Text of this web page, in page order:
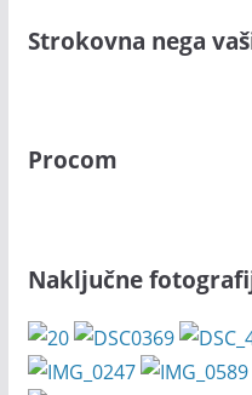
Strokovna nega
Procom
Naključne